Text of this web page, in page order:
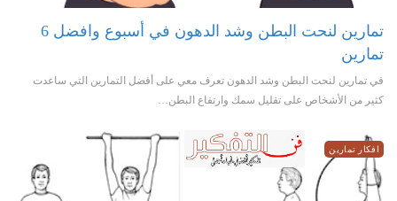
تمارين لنحت البطن وشد الدهون في أسبوع وافضل 6
تمارين
في تمارين لنحت البطن وشد الدهون تعرف معي على أفضل التمارين التي ساعدت
كثير من الأشخاص على تقليل سمك وارتفاع البطن…
افكار تمارين